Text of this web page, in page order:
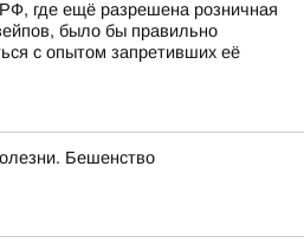
где ещё разрешена розничная
было бы правильно
с опытом запретивших её
Бешенство